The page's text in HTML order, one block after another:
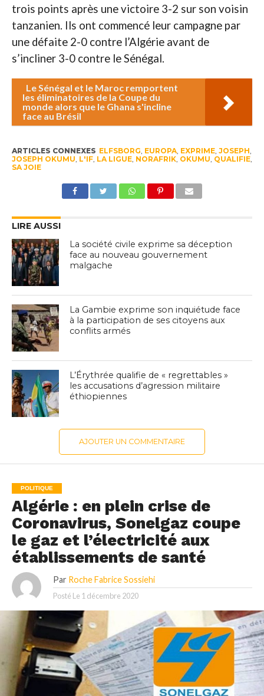
trois points après une victoire 3-2 sur son voisin
tanzanien. Ils ont commencé leur campagne par
une défaite 2-0 contre l’Algérie avant de
s’incliner 3-0 contre le Sénégal.
Le Sénégal et le Maroc remportent
les éliminatoires de la Coupe du
monde alors que le Ghana s'incline
face au Brésil
ARTICLES CONNEXES ELFSBORG, EUROPA, EXPRIME, JOSEPH,
JOSEPH OKUMU, L'IF, LA LIGUE, NORAFRIK, OKUMU, QUALIFIE,
SA JOIE
LIRE AUSSI
La société civile exprime sa déception
face au nouveau gouvernement
malgache
La Gambie exprime son inquiétude face
à la participation de ses citoyens aux
conflits armés
L’Érythrée qualifie de « regrettables »
les accusations d’agression militaire
éthiopiennes
AJOUTER UN COMMENTAIRE
POLITIQUE
Algérie : en plein crise de
Coronavirus, Sonelgaz coupe
le gaz et l’électricité aux
établissements de santé
Par Roche Fabrice Sossiehi
Posté Le 1 décembre 2020